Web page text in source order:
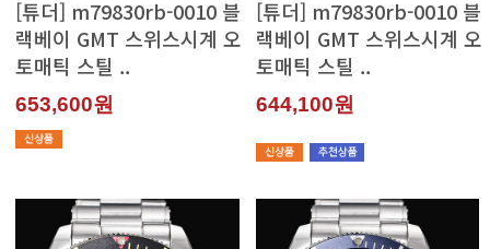
토매틱 스틸 ..
653,600원
토매틱 스틸 ..
644,100원